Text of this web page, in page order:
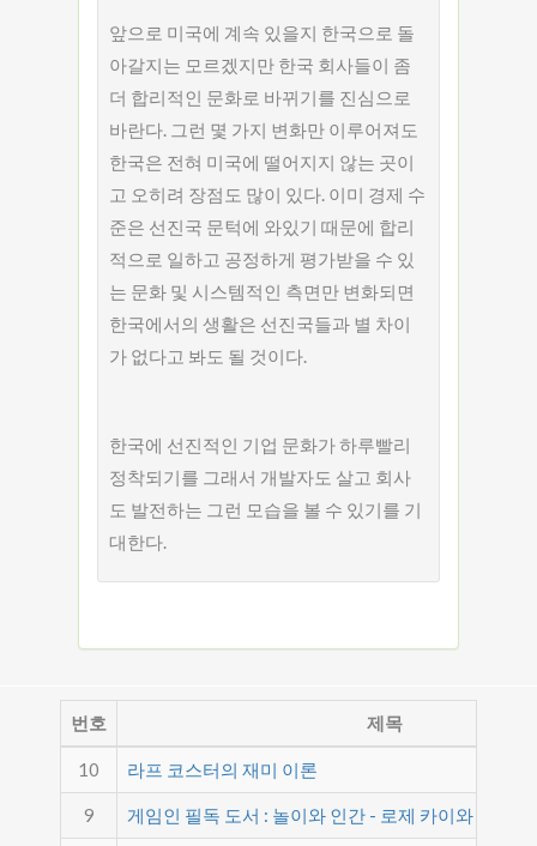
앞으로 미국에 계속 있을지 한국으로 돌
아갈지는 모르겠지만 한국 회사들이 좀
더 합리적인 문화로 바뀌기를 진심으로
바란다. 그런 몇 가지 변화만 이루어져도
한국은 전혀 미국에 떨어지지 않는 곳이
고 오히려 장점도 많이 있다. 이미 경제 수
준은 선진국 문턱에 와있기 때문에 합리
적으로 일하고 공정하게 평가받을 수 있
는 문화 및 시스템적인 측면만 변화되면
한국에서의 생활은 선진국들과 별 차이
가 없다고 봐도 될 것이다.
한국에 선진적인 기업 문화가 하루빨리
정착되기를 그래서 개발자도 살고 회사
도 발전하는 그런 모습을 볼 수 있기를 기
대한다.
번호 제목
10 라프 코스터의 재미 이론
9 게임인 필독 도서 : 놀이와 인간 - 로제 카이와